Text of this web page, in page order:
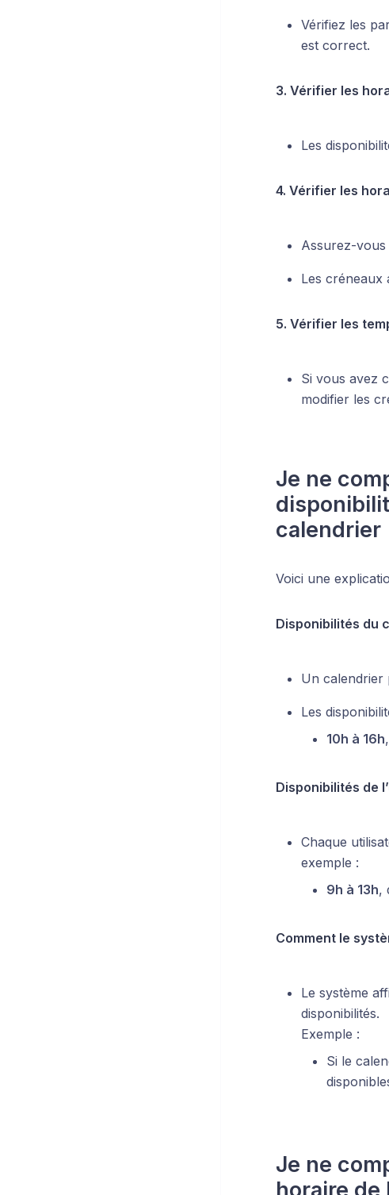
Vérifiez les
est correct.
3. Vérifier les
Les
4. Vérifier les
Assurez-
Les créneaux
5. Vérifier les
Si vous avez
modifier les
Je ne
calendrier
Voici une
Disponibilités du
Un calendrier
Les
10h à 16h
Disponibilités de
Chaque
exemple :
9h à 13h,
Comment le
Le système
disponibilités.
Exemple :
Si le
Je ne